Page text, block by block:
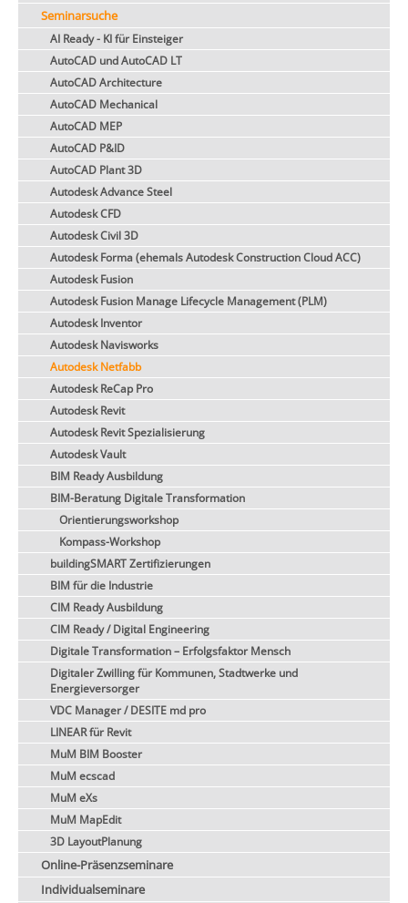
Seminarsuche
AI Ready - KI für Einsteiger
AutoCAD und AutoCAD LT
AutoCAD Architecture
AutoCAD Mechanical
AutoCAD MEP
AutoCAD P&ID
AutoCAD Plant 3D
Autodesk Advance Steel
Autodesk CFD
Autodesk Civil 3D
Autodesk Forma (ehemals Autodesk Construction Cloud ACC)
Autodesk Fusion
Autodesk Fusion Manage Lifecycle Management (PLM)
Autodesk Inventor
Autodesk Navisworks
Autodesk Netfabb
Autodesk ReCap Pro
Autodesk Revit
Autodesk Revit Spezialisierung
Autodesk Vault
BIM Ready Ausbildung
BIM-Beratung Digitale Transformation
Orientierungsworkshop
Kompass-Workshop
buildingSMART Zertifizierungen
BIM für die Industrie
CIM Ready Ausbildung
CIM Ready / Digital Engineering
Digitale Transformation – Erfolgsfaktor Mensch
Digitaler Zwilling für Kommunen, Stadtwerke und
Energieversorger
VDC Manager / DESITE md pro
LINEAR für Revit
MuM BIM Booster
MuM ecscad
MuM eXs
MuM MapEdit
3D LayoutPlanung
Online-Präsenzseminare
Individualseminare